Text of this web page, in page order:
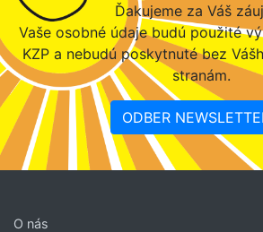
Ďakujeme za Váš
Vaše osobné údaje budú použité
KZP a nebudú poskytnuté bez
stranám.
ODBER
O nás